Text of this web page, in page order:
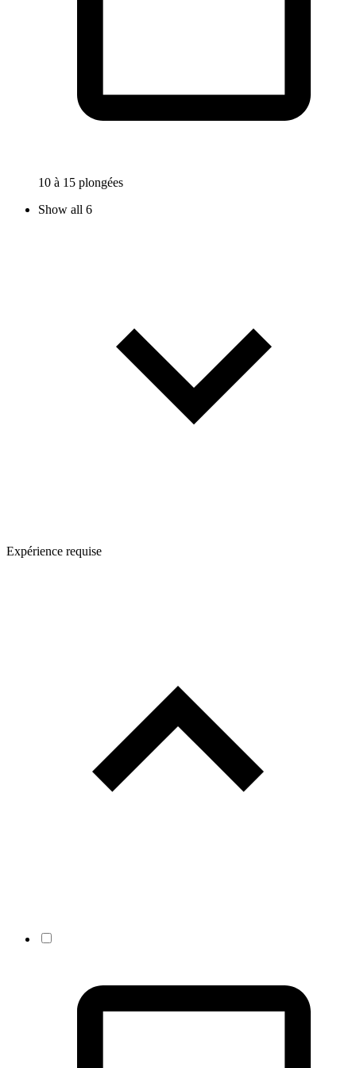
10 à 15 plongées
Show all 6
Expérience requise